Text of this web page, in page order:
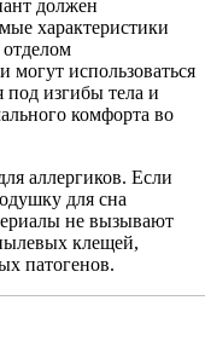
должен
характеристики
использоваться
изгибы тела и
комфорта во
аллергиков. Если
для сна
не вызывают
клещей,
патогенов.